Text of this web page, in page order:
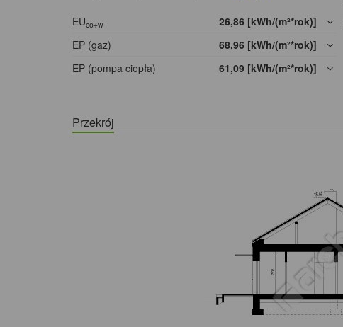
EUco+w
26,86 [kWh/(m²*rok)]
EP (gaz)
68,96 [kWh/(m²*rok)]
EP (pompa ciepła)
61,09 [kWh/(m²*rok)]
Przekrój